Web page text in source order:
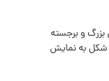
بزرگ و برجسته
شکل به نمایش